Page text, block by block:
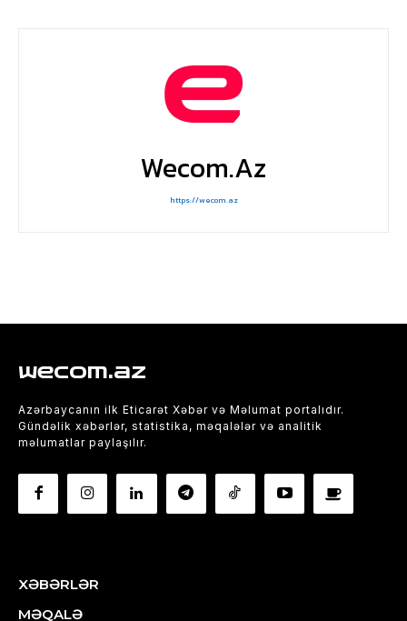
Wecom.az
https://wecom.az
wecom.az
Azərbaycanın ilk Eticarət Xəbər və Məlumat portalıdır.
Gündəlik xəbərlər, statistika, məqalələr və analitik
məlumatlar paylaşılır.
XƏBƏRLƏR
MƏQALƏ